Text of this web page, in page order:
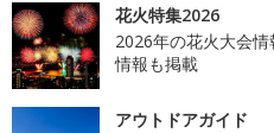
花火特集2026
2026年の花火大会
情報も掲載
アウトドアガイド